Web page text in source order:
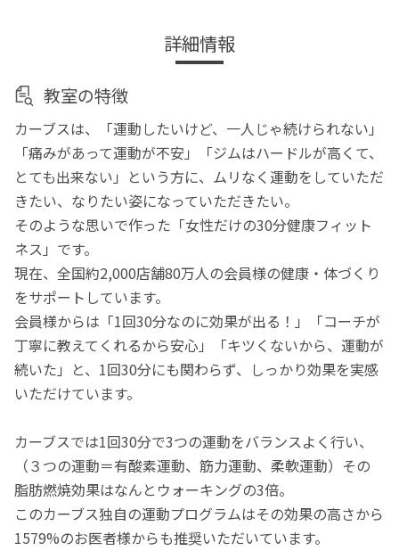
詳細情報
教室の特徴
カーブスは、「運動したいけど、一人じゃ続けられない」
「痛みがあって運動が不安」「ジムはハードルが高くて、
とても出来ない」という方に、ムリなく運動をしていただ
きたい、なりたい姿になっていただきたい。
そのような思いで作った「女性だけの30分健康フィット
ネス」です。
現在、全国約2,000店舗80万人の会員様の健康・体づくり
をサポートしています。
会員様からは「1回30分なのに効果が出る！」「コーチが
丁寧に教えてくれるから安心」「キツくないから、運動が
続いた」と、1回30分にも関わらず、しっかり効果を実感
いただけています。
カーブスでは1回30分で3つの運動をバランスよく行い、
（３つの運動＝有酸素運動、筋力運動、柔軟運動）その
脂肪燃焼効果はなんとウォーキングの3倍。
このカーブス独自の運動プログラムはその効果の高さから
1579%のお医者様からも推奨いただいています。